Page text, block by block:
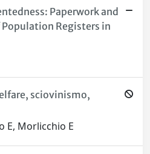
Paperwork and
Registers in
sciovinismo,
E, Morlicchio E